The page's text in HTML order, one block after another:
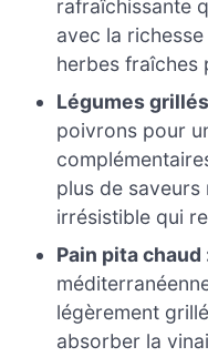
rafraîchissante
avec la
herbes fraîches
Légumes
poivrons pour
plus de saveurs
irrésistible qui
Pain pita chaud
légèrement
absorber la